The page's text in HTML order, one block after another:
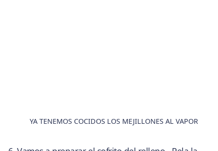
YA TENEMOS COCIDOS LOS MEJILLONES AL VAPOR